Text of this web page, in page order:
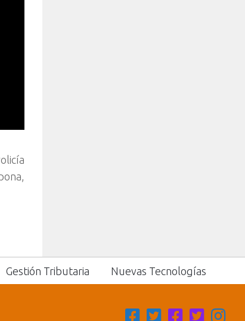
Gestión Tributaria Nuevas Tecnologías